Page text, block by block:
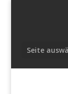
Seite